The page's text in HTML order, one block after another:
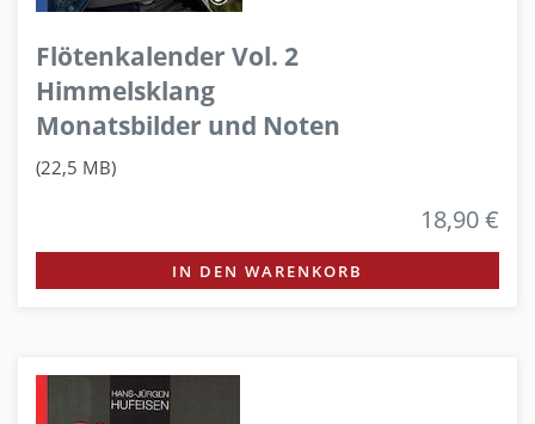
Flötenkalender Vol. 2
Himmelsklang
Monatsbilder und Noten
(22,5 MB)
18,90 €
IN DEN WARENKORB